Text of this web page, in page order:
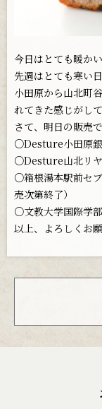
今日はとても暖か
先週はとても寒い
小田原から山北町
れてきた感じがし
さて、明日の販売
○Desture小田
○Desture山北
○箱根湯本駅前セ
売次第終了）
○文教大学国際
以上、よろしくお